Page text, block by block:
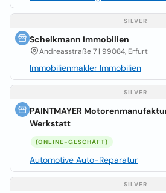
SILVER
Schelkmann Immobilien
Andreasstraße 7 | 99084, Erfurt
Immobilienmakler Immobilien
SILVER
PAINTMAYER
Werkstatt
(ONLINE-GESCHÄFT)
Automotive Auto-Reparatur
SILVER